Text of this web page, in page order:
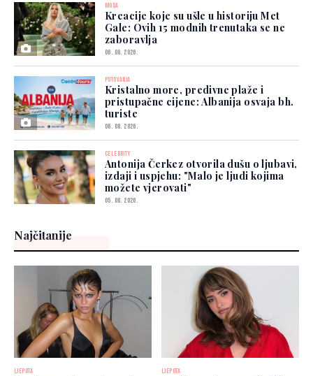
MODA
Kreacije koje su ušle u historiju Met
Gale: Ovih 15 modnih trenutaka se ne
zaboravlja
06. 08. 2026.
PUTOVANJA
Kristalno more, predivne plaže i
pristupačne cijene: Albanija osvaja bh.
turiste
06. 08. 2026.
CELEBRITY
Antonija Čerkez otvorila dušu o ljubavi,
izdaji i uspjehu: "Malo je ljudi kojima
možete vjerovati"
05. 08. 2026.
Najčitanije
LJEPOTA LJEPOTA